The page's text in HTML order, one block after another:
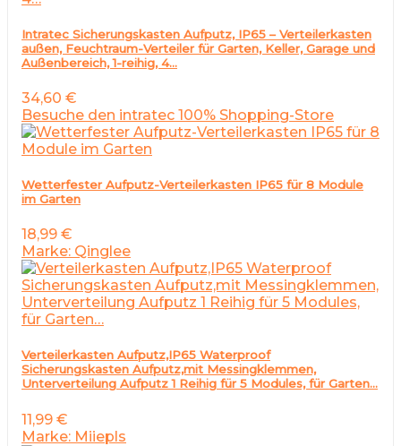
Intratec Sicherungskasten Aufputz, IP65 – Verteilerkasten
außen, Feuchtraum-Verteiler für Garten, Keller, Garage und
Außenbereich, 1-reihig, 4…
34,60 €
Besuche den intratec 100% Shopping-Store
Wetterfester Aufputz-Verteilerkasten IP65 für 8 Module
im Garten
18,99 €
Marke: Qinglee
Verteilerkasten Aufputz,IP65 Waterproof
Sicherungskasten Aufputz,mit Messingklemmen,
Unterverteilung Aufputz 1 Reihig für 5 Modules, für Garten…
11,99 €
Marke: Miiepls